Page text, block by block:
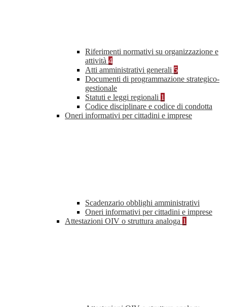
Riferimenti normativi su organizzazione e
attività 4
Atti amministrativi generali 5
Documenti di programmazione strategico-
gestionale
Statuti e leggi regionali 1
Codice disciplinare e codice di condotta
Oneri informativi per cittadini e imprese
Scadenzario obblighi amministrativi
Oneri informativi per cittadini e imprese
Attestazioni OIV o struttura analoga 1